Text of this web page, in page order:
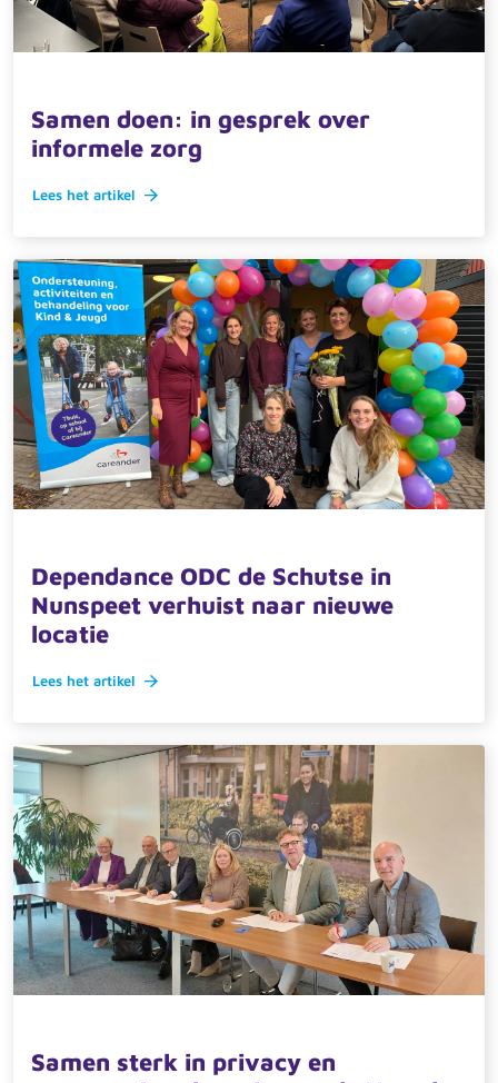
Samen doen: in gesprek over
informele zorg
Lees het artikel
Dependance ODC de Schutse in
Nunspeet verhuist naar nieuwe
locatie
Lees het artikel
Samen sterk in privacy en